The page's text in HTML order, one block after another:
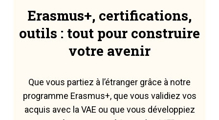
Erasmus+, certifications,
outils : tout pour construire
votre avenir
Que vous partiez à l’étranger grâce à notre
programme Erasmus+, que vous validiez vos
acquis avec la VAE ou que vous développiez